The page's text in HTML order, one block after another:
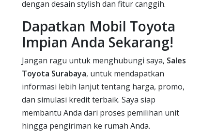
dengan desain stylish dan fitur canggih.
Dapatkan Mobil Toyota
Impian Anda Sekarang!
Jangan ragu untuk menghubungi saya, Sales
Toyota Surabaya, untuk mendapatkan
informasi lebih lanjut tentang harga, promo,
dan simulasi kredit terbaik. Saya siap
membantu Anda dari proses pemilihan unit
hingga pengiriman ke rumah Anda.